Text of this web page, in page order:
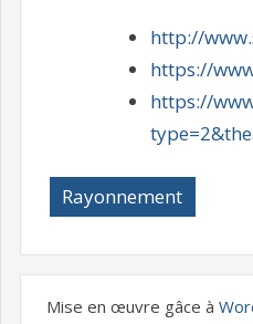
http://
https://
https://
Rayonnement
Mise en œuvre gâce à